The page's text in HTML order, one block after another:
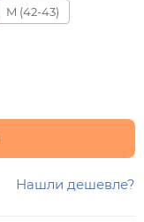
M (42-43)
Нашли дешевле?